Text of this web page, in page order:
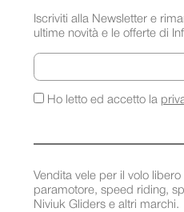
Vendita vele per il volo
paramotore, speed riding,
Niviuk Gliders e altri marchi.
Iscriviti alla Newsletter e
ultime novità e le offerte di
Email
Ho letto ed accetto la